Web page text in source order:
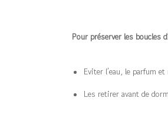
Pour préserver les boucles
Eviter l’eau, le parfum
Les retirer avant de